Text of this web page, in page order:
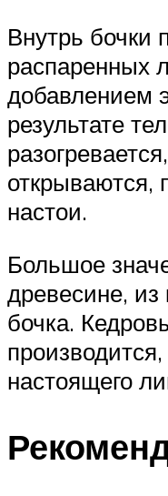
Внутрь бочки
распаренных
добавлением
результате
открываются,
настои.
Большое
древесине, из
бочка.
настоящего